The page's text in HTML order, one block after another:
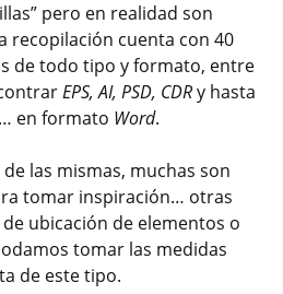
pero en realidad son
recopilación cuenta con 40
de todo tipo y formato, entre
EPS, AI, PSD, CDRy hasta
en formato Word.
las mismas, muchas son
tomar inspiración… otras
ubicación de elementos o
tomar las medidas
de este tipo.